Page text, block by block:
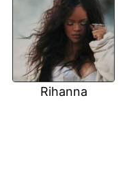
Rihanna